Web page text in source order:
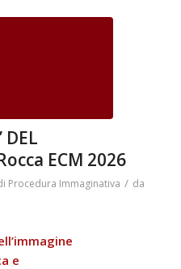
DEL
ECM 2026
Procedura Immaginativa / da
e